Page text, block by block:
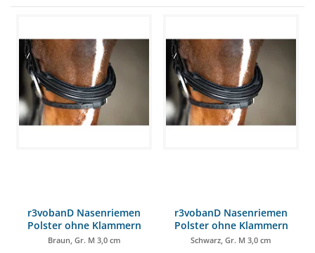
r3vobanD Nasenriemen
Polster ohne Klammern
Braun, Gr. M 3,0 cm
r3vobanD Nasenriemen
Polster ohne Klammern
Schwarz, Gr. M 3,0 cm